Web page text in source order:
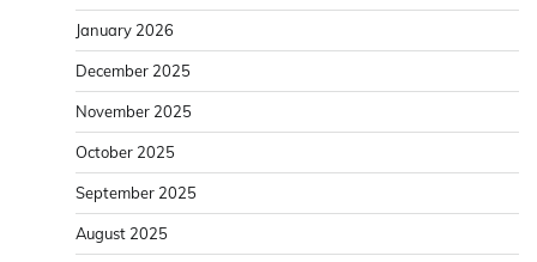
January 2026
December 2025
November 2025
October 2025
September 2025
August 2025